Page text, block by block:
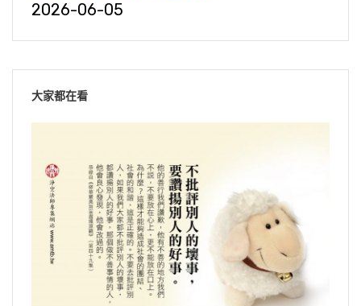
2026-06-05
大家都在看